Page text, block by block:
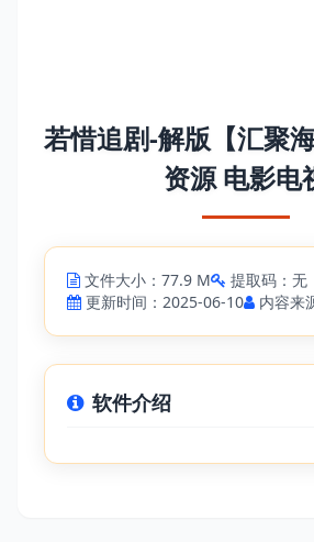
若惜追剧-解版【汇聚
资源 电影电
文件大小：77.9 M
提取码：无
更新时间：2025-06-10
内容来
软件介绍